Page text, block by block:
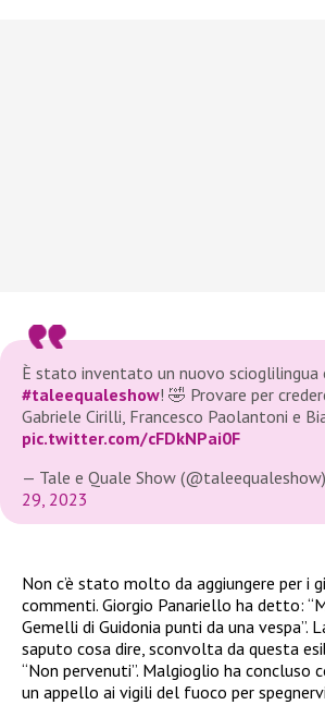
È stato inventato un nuovo scioglilingua
#taleequaleshow! 🤣 Provare per
Gabriele Cirilli, Francesco Paolantoni e
pic.twitter.com/cFDkNPai0F
— Tale e Quale Show (@taleequaleshow)
29, 2023
Non c’è stato molto da aggiungere per i
commenti. Giorgio Panariello ha detto:
Gemelli di Guidonia punti da una vespa”.
saputo cosa dire, sconvolta da questa
“Non pervenuti”. Malgioglio ha concluso
un appello ai vigili del fuoco per